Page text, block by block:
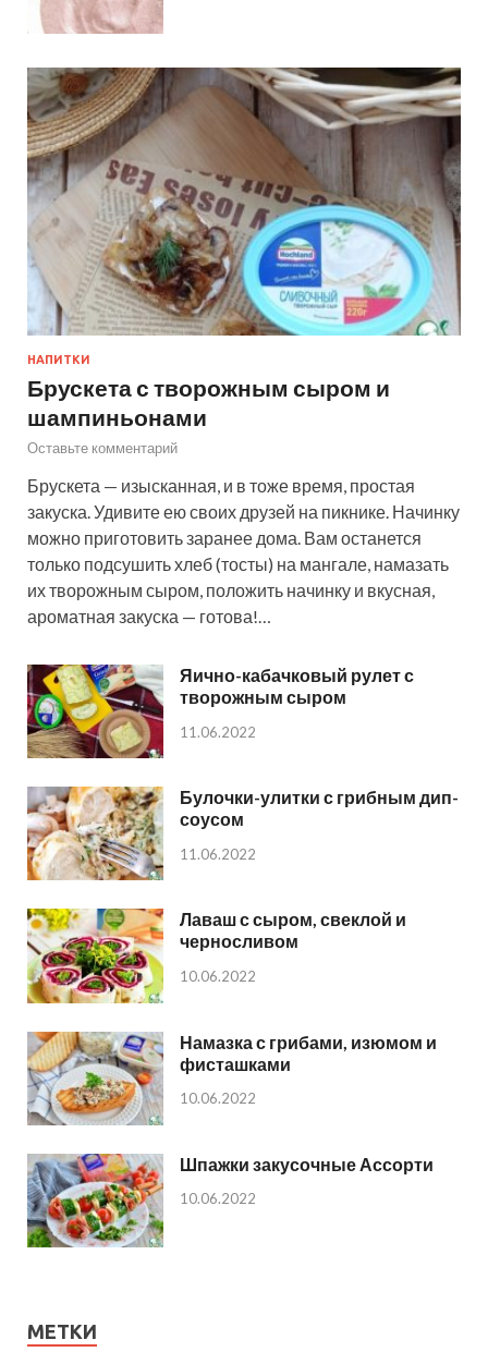
НАПИТКИ
Брускета с творожным сыром и
шампиньонами
Оставьте комментарий
Брускета — изысканная, и в тоже время, простая
закуска. Удивите ею своих друзей на пикнике. Начинку
можно приготовить заранее дома. Вам останется
только подсушить хлеб (тосты) на мангале, намазать
их творожным сыром, положить начинку и вкусная,
ароматная закуска — готова!…
Яично-кабачковый рулет с
творожным сыром
11.06.2022
Булочки-улитки с грибным дип-
соусом
11.06.2022
Лаваш с сыром, свеклой и
черносливом
10.06.2022
Намазка с грибами, изюмом и
фисташками
10.06.2022
Шпажки закусочные Ассорти
10.06.2022
МЕТКИ